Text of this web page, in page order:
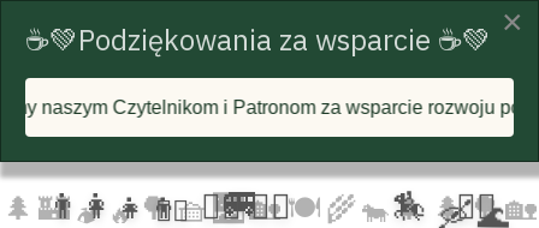
☁️ 🦅
☁️
🦅 🦅 ☁️
🌲 🏰 🏕️ 🔥🌳 🧺🌉🏡 🍽️🌾🐄🌲 🌲🌳🏡
🚐 🚴‍♂️
🏇 🛶 🌊
🚴‍♀️ 🏃‍♂️ 🏃‍♀️
👨‍👩‍👧‍👦
×
☕💚Podziękowania za wsparcie ☕💚
i Patronom za wsparcie rozwoju portalu i każdą